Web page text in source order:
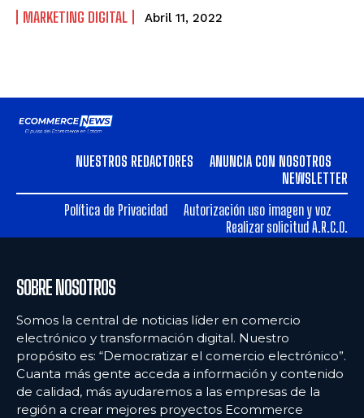
MARKETING DIGITAL Abril 11, 2022
NUESTROS REDACTORES
ANUNCIA CON NOSOTROS
NEWSLETTER
Política de Privacidad
Autorización uso imagen y voz
Realizar solicitud A.R.C.O.
SOBRE NOSOTROS
Somos la central de noticias líder en comercio
electrónico y transformación digital. Nuestro
propósito es: “Democratizar el comercio electrónico”.
Cuanta más gente acceda a información y contenido
de calidad, más ayudaremos a las empresas de la
región a crear mejores proyectos Ecommerce